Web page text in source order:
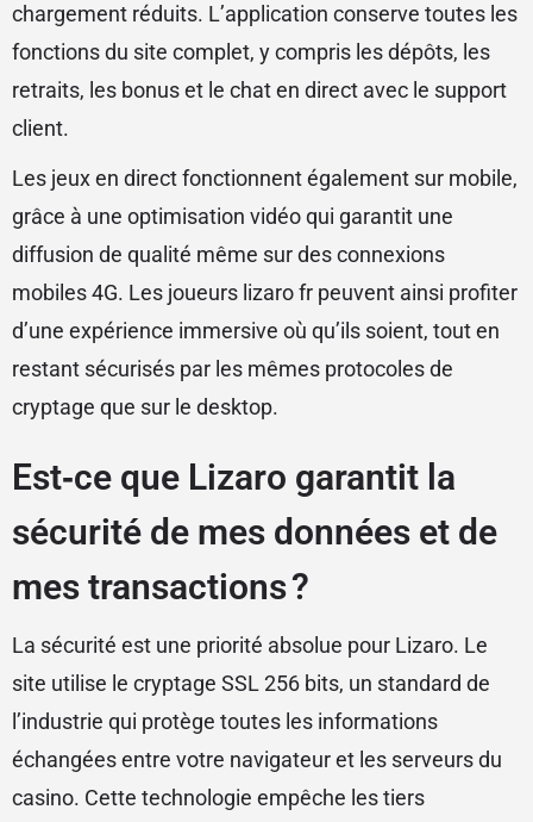
chargement réduits. L’application conserve toutes les
fonctions du site complet, y compris les dépôts, les
retraits, les bonus et le chat en direct avec le support
client.
Les jeux en direct fonctionnent également sur mobile,
grâce à une optimisation vidéo qui garantit une
diffusion de qualité même sur des connexions
mobiles 4G. Les joueurs lizaro fr peuvent ainsi profiter
d’une expérience immersive où qu’ils soient, tout en
restant sécurisés par les mêmes protocoles de
cryptage que sur le desktop.
Est‑ce que Lizaro garantit la
sécurité de mes données et de
mes transactions ?
La sécurité est une priorité absolue pour Lizaro. Le
site utilise le cryptage SSL 256 bits, un standard de
l’industrie qui protège toutes les informations
échangées entre votre navigateur et les serveurs du
casino. Cette technologie empêche les tiers